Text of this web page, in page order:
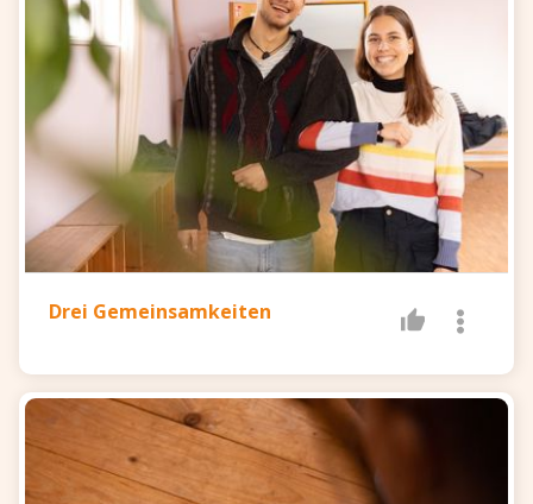
Drei Gemeinsamkeiten